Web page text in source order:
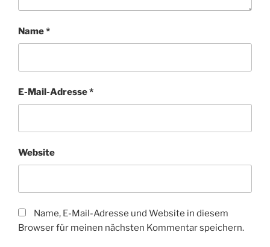
Name*
E-Mail-Adresse*
Website
Name, E-Mail-Adresse und Website in diesem
Browser für meinen nächsten Kommentar speichern.